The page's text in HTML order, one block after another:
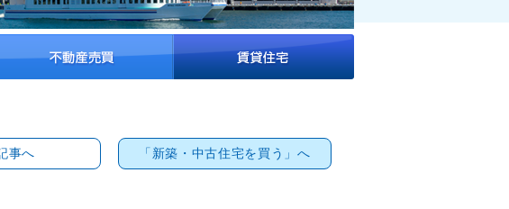
事へ 「新築・中古住宅を買う」へ